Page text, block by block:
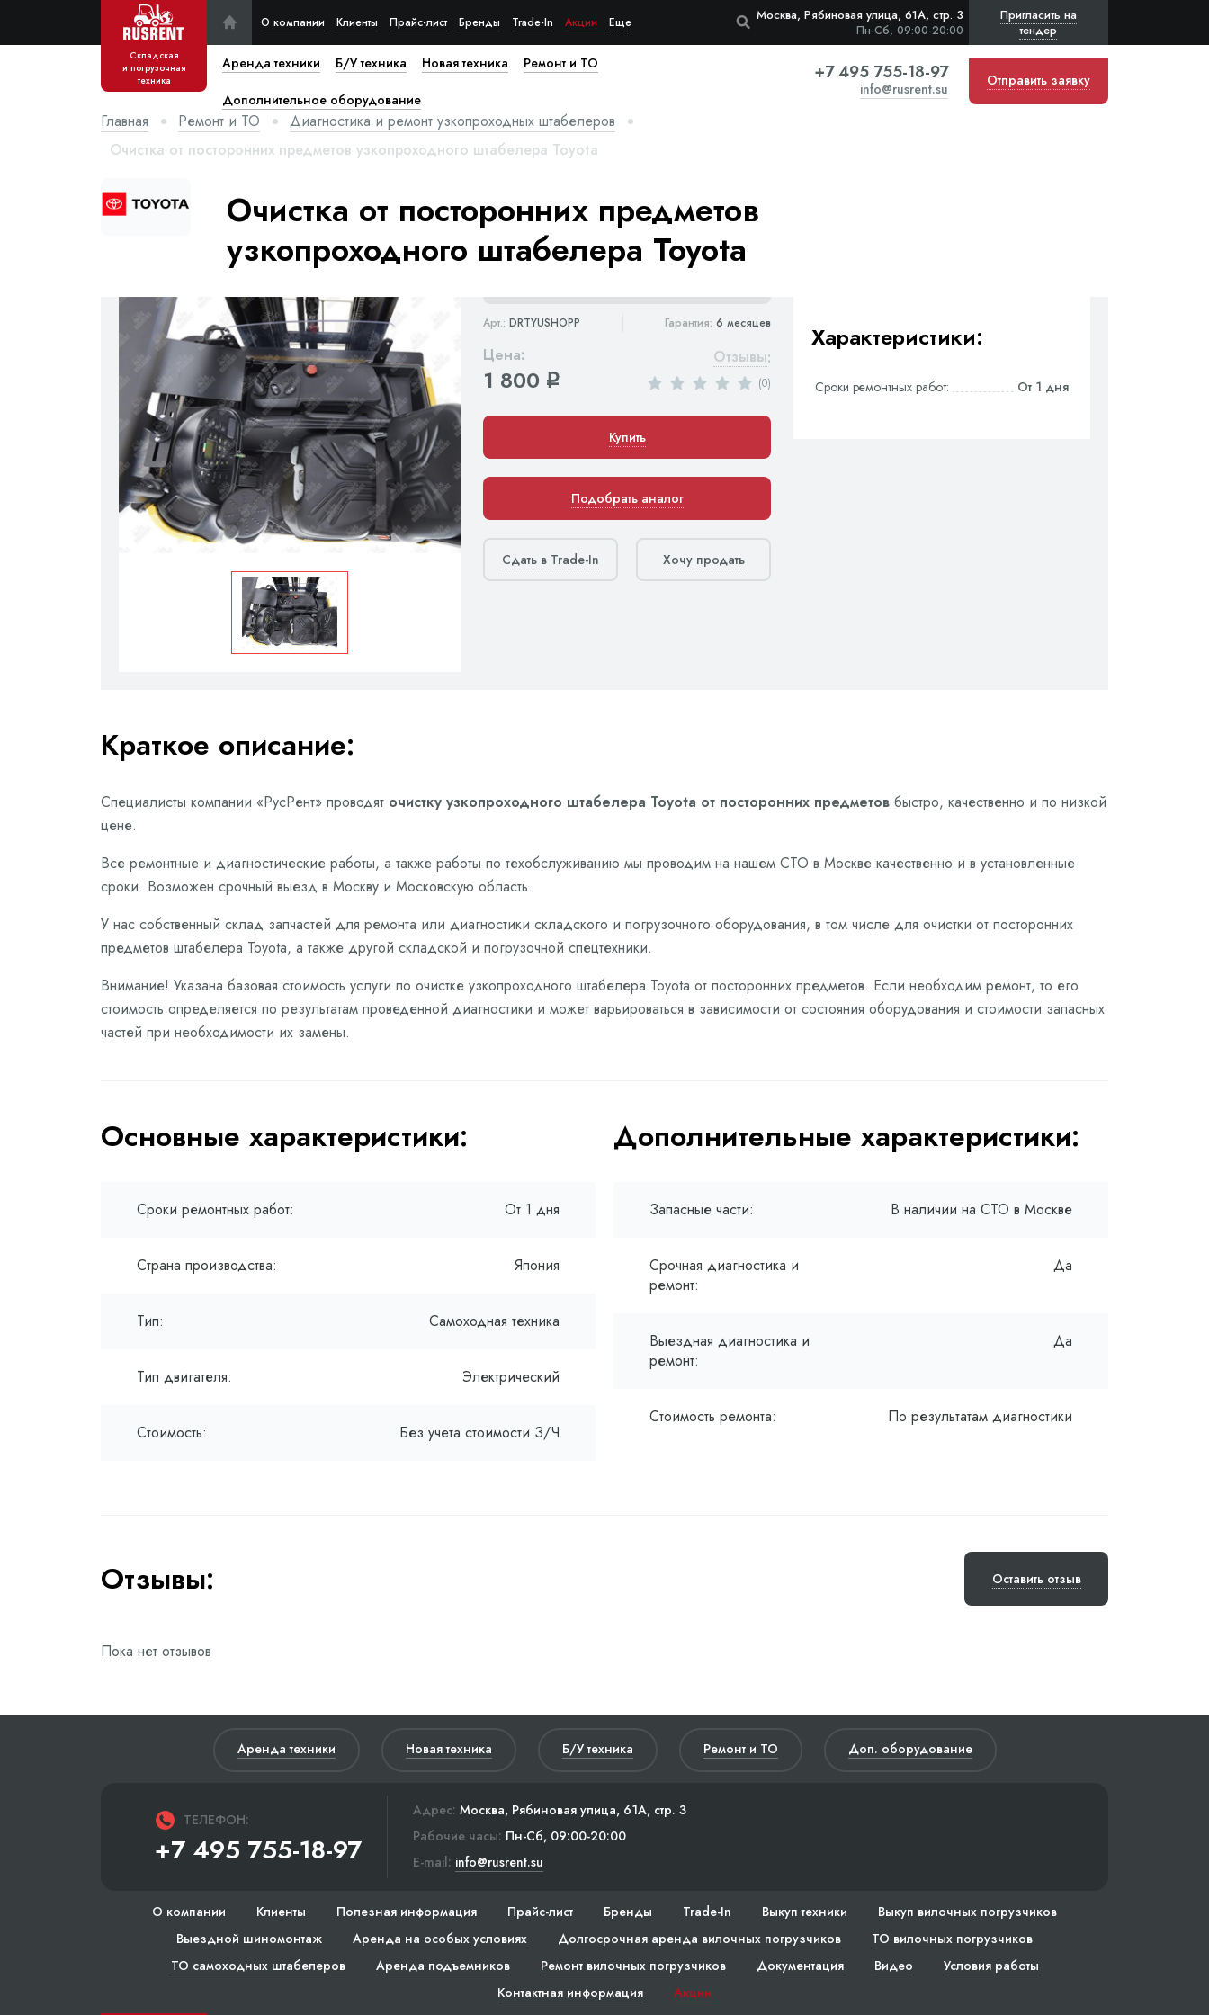
Складская
и погрузочная
техника
О компании Клиенты Прайс-лист Бренды Trade-In Акции Еще Москва, Рябиновая улица, 61А, стр. 3
Пн-Сб, 09:00-20:00
Пригласить на
тендер
Аренда техники Б/У техника Новая техника Ремонт и ТО
Дополнительное оборудование
+7 495 755-18-97
info@rusrent.su Отправить заявку
Главная Ремонт и ТО
Диагностика и ремонт узкопроходных штабелеров
Очистка от посторонних предметов узкопроходного штабелера Toyota
Очистка от посторонних предметов
узкопроходного штабелера Toyota
Арт.: DRTYUSHOPP Гарантия: 6 месяцев
Цена:
1 800 q
Отзывы:
(0)
Купить
Подобрать аналог
Сдать в Trade-In Хочу продать
Характеристики:
Сроки ремонтных работ: От 1 дня
Краткое описание:
Специалисты компании «РусРент» проводят очистку узкопроходного штабелера Toyota от посторонних предметов быстро, качественно и по низкой
цене.
Все ремонтные и диагностические работы, а также работы по техобслуживанию мы проводим на нашем СТО в Москве качественно и в установленные
сроки. Возможен срочный выезд в Москву и Московскую область.
У нас собственный склад запчастей для ремонта или диагностики складского и погрузочного оборудования, в том числе для очистки от посторонних
предметов штабелера Toyota, а также другой складской и погрузочной спецтехники.
Внимание! Указана базовая стоимость услуги по очистке узкопроходного штабелера Toyota от посторонних предметов. Если необходим ремонт, то его
стоимость определяется по результатам проведенной диагностики и может варьироваться в зависимости от состояния оборудования и стоимости запасных
частей при необходимости их замены.
Основные характеристики:
Сроки ремонтных работ: От 1 дня
Страна производства: Япония
Тип: Самоходная техника
Тип двигателя: Электрический
Стоимость: Без учета стоимости З/Ч
Дополнительные характеристики:
Запасные части: В наличии на СТО в Москве
Срочная диагностика и
ремонт:
Да
Выездная диагностика и
ремонт:
Да
Стоимость ремонта: По результатам диагностики
Отзывы: Оставить отзыв
Пока нет отзывов
Аренда техники Новая техника Б/У техника Ремонт и ТО Доп. оборудование
ТЕЛЕФОН:
+7 495 755-18-97
Адрес: Москва, Рябиновая улица, 61А, стр. 3
Рабочие часы: Пн-Сб, 09:00-20:00
E-mail: info@rusrent.su
О компании Клиенты Полезная информация Прайс-лист Бренды Trade-In Выкуп техники
Выкуп вилочных погрузчиков
Выездной шиномонтаж
Аренда на особых условиях Долгосрочная аренда вилочных погрузчиков
ТО вилочных погрузчиков
ТО самоходных штабелеров
Аренда подъемников Ремонт вилочных погрузчиков Документация Видео
Условия работы
Контактная информация
Акции